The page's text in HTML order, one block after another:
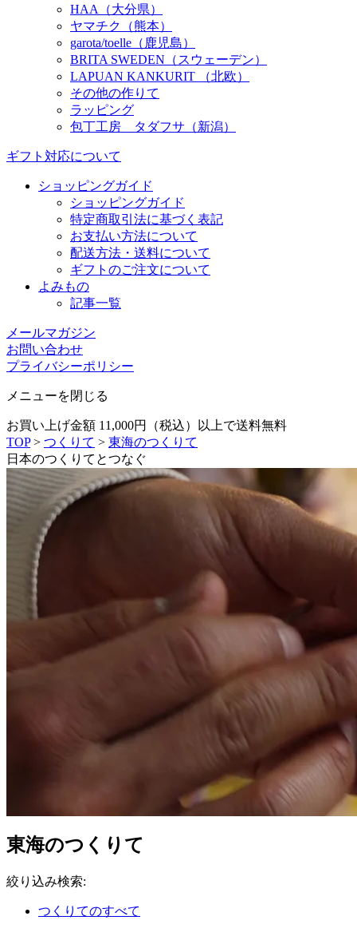
HAA（大分県）
ヤマチク（熊本）
garota/toelle（鹿児島）
BRITA SWEDEN（スウェーデン）
LAPUAN KANKURIT （北欧）
その他の作りて
ラッピング
包丁工房 タダフサ（新潟）
ギフト対応について
ショッピングガイド
ショッピングガイド
特定商取引法に基づく表記
お支払い方法について
配送方法・送料について
ギフトのご注文について
よみもの
記事一覧
メールマガジン
お問い合わせ
プライバシーポリシー
メニューを閉じる
お買い上げ金額 11,000円（税込）以上で送料無料
TOP> つくりて > 東海のつくりて
日本のつくりてとつなぐ
東海のつくりて
絞り込み検索:
つくりてのすべて